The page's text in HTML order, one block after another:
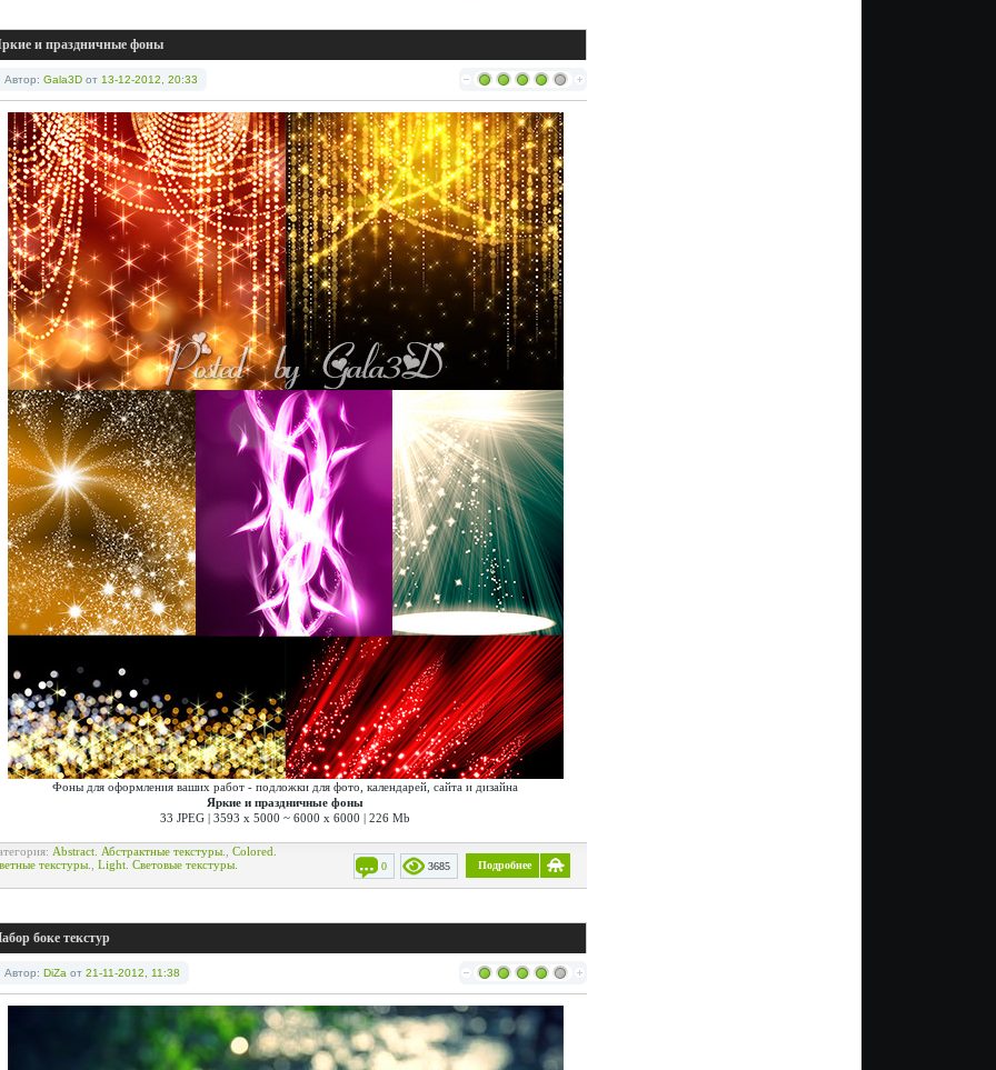
и праздничные фоны
Автор: Gala3Dот 13-12-2012, 20:33
Фоны для оформления ваших работ - подложки для фото, календарей, сайта и дизайна
Яркие и праздничные фоны
33 JPEG | 3593 x 5000 ~ 6000 x 6000 | 226 Mb
Abstract. Абстрактные текстуры.
Colored.
текстуры.
Light. Световые текстуры. Подробнее
3685
0
боке текстур
Автор: DiZa от 21-11-2012, 11:38